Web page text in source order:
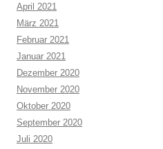
April 2021
März 2021
Februar 2021
Januar 2021
Dezember 2020
November 2020
Oktober 2020
September 2020
Juli 2020